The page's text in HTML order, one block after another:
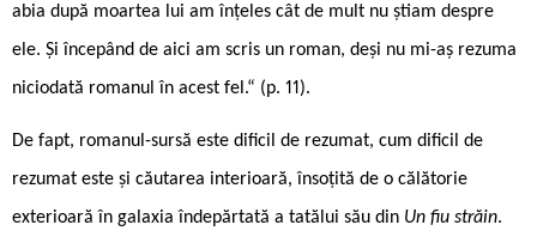
abia după moartea lui am înțeles cât de mult nu știam despre
ele. Și începând de aici am scris un roman, deși nu mi-aș rezuma
niciodată romanul în acest fel.“ (p. 11).
De fapt, romanul-sursă este dificil de rezumat, cum dificil de
rezumat este și căutarea interioară, însoțită de o călătorie
exterioară în galaxia îndepărtată a tatălui său din Un fiu străin.